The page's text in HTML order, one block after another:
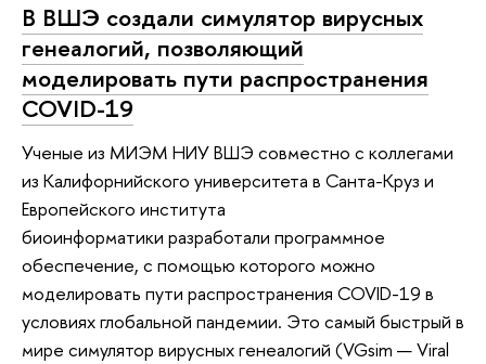
В ВШЭ создали симулятор вирусных
генеалогий, позволяющий
моделировать пути распространения
COVID-19
Ученые из МИЭМ НИУ ВШЭ совместно с коллегами
из Калифорнийского университета в Санта-Круз и
Европейского института
биоинформатики разработали программное
обеспечение, с помощью которого можно
моделировать пути распространения COVID-19 в
условиях глобальной пандемии. Это самый быстрый в
мире симулятор вирусных генеалогий (VGsim — Viral